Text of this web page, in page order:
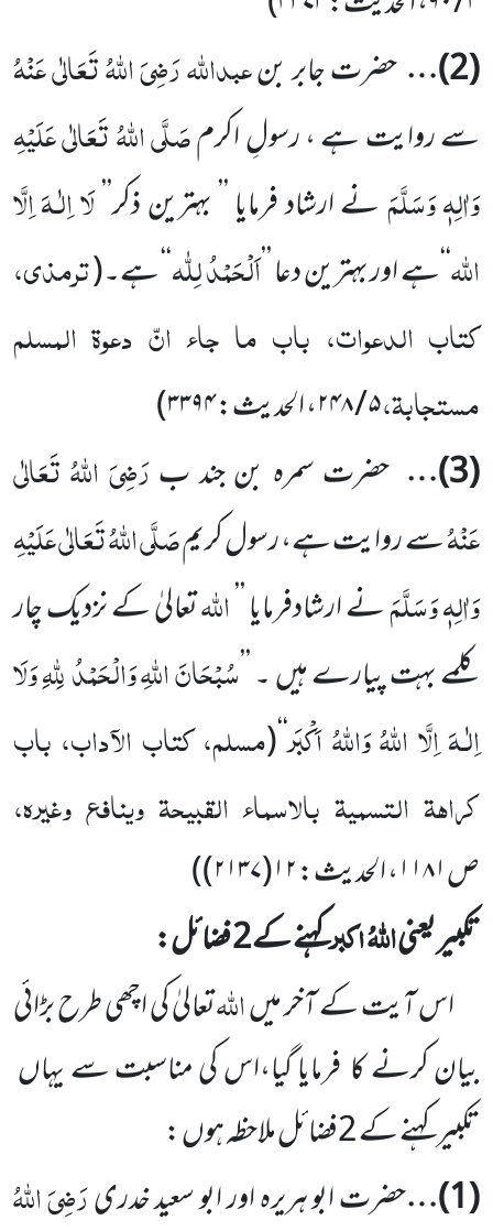
(
2
)…حضرت جابر بنعبداللّٰہرَضِیَ اللّٰہُ تَعَالٰی عَنْہُ
سے روایت ہے ، رسولِ اکرمصَلَّی اللّٰہُ تَعَالٰی عَلَیْہِ
وَاٰلِہٖ وَسَلَّمَنے ارشادفرمایا ’’ بہترین ذکر’’لَااِلٰـہَ اِلَّا
اللّٰہ‘‘ہے اور بہترین دعا’’اَلْحَمْدُ لِلّٰہ‘‘ہے۔(ترمذی،
کتاب الدعوات، باب ما جاء انّ دعوۃ المسلم
مستجابۃ،۵ / ۲۴۸ ، الحدیث:۳۳۹۴)
(
3
)… حضرت سمرہ بن جند برَضِیَ اللّٰہُ تَعَالٰی
عَنْہُسے روایت ہے، رسول کریمصَلَّی اللّٰہُ تَعَالٰی عَلَیْہِ
وَاٰلِہٖ وَسَلَّمَنے ارشادفرمایا ’’اللّٰہتعالیٰ کے نزدیک چار
کلمے بہت پیارے ہیں ۔ ’’سُبْحَانَ اللّٰہِ وَالْحَمْدُ لِلّٰہِ وَلَا
اِلٰـہَ اِلَّا اللّٰہُ وَاللّٰہُ اَکْبَر‘‘
(مسلم، کتاب الآداب، باب
کراہۃ التسمیۃ بالاسماء القبیحۃ وینافع وغیرہ،
ص۱۱۸۱، الحدیث:۱۲(۲۱۳۷)
)
تکبیر یعنیاللّٰہُ اکبرکہنے کے2فضائل:
اس آیت کے آخر میںاللّٰہتعالیٰ کی اچھی طرح بڑائی
بیان کرنے کا فرمایا گیا،اس کی مناسبت سے یہاں
تکبیر کہنے کے2فضائل ملاحظہ ہوں :
(
1
)…حضرت ابو ہریرہ اور ابو سعید خدریرَضِیَ اللّٰہُ